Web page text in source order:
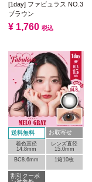
[1day] ファビュラス NO.3
ブラウン
¥ 1,760 税込
送料無料 お取寄せ
着色直径
14.8mm
レンズ直径
15.0mm
BC8.6mm
1箱10枚
割引クーポ